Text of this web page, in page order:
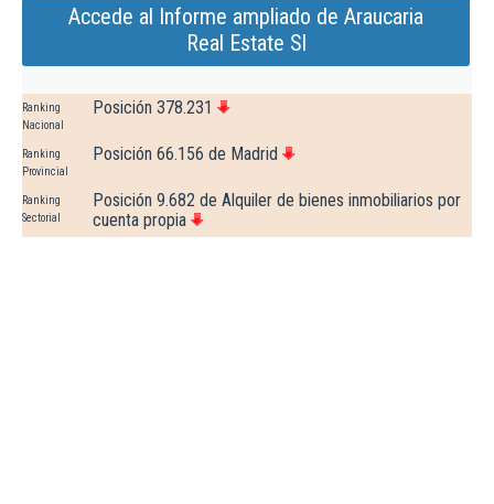
Accede al Informe ampliado de Araucaria
Real Estate Sl
Ranking
Nacional
Posición 378.231
Ranking
Provincial
Posición 66.156 de Madrid
Ranking
Sectorial
Posición 9.682 de Alquiler de bienes inmobiliarios por
cuenta propia